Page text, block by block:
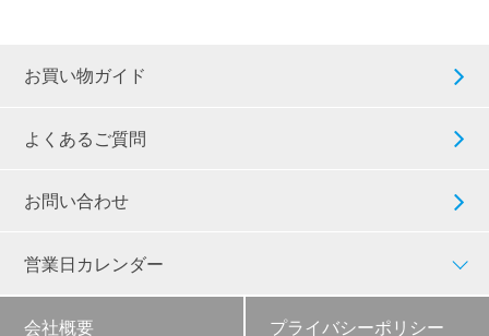
お買い物ガイド
よくあるご質問
お問い合わせ
営業日カレンダー
会社概要 プライバシーポリシー